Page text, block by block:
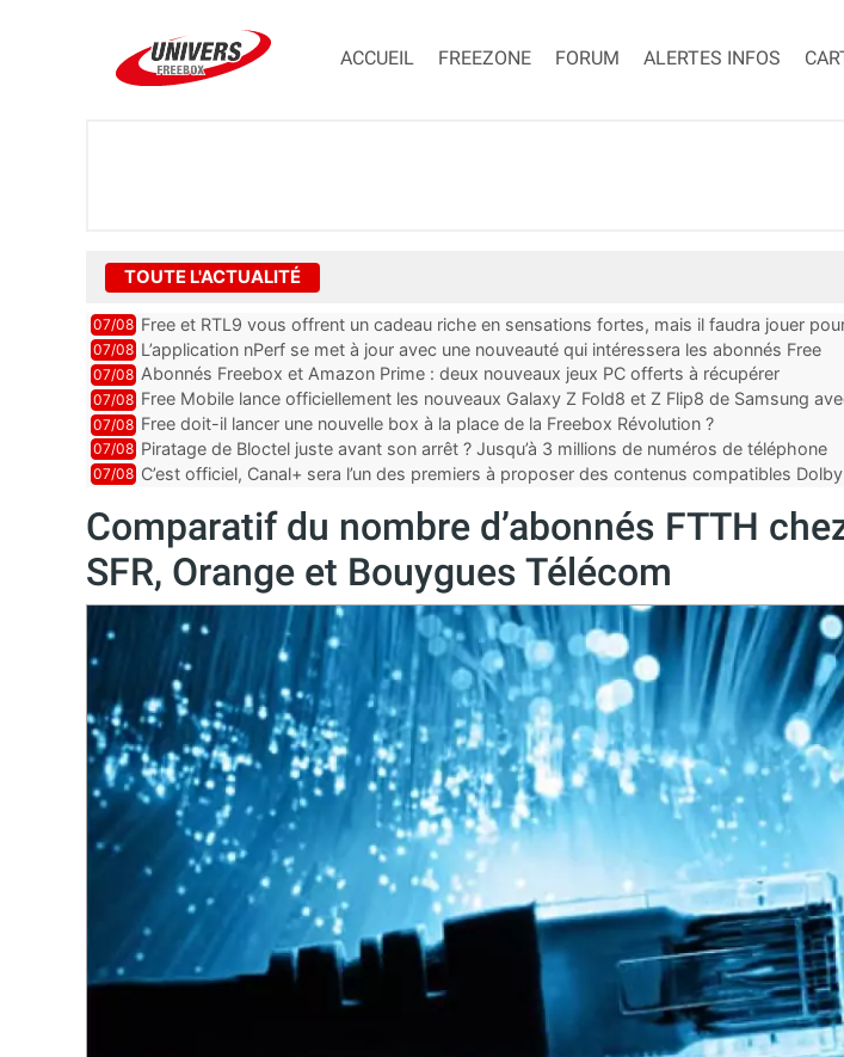
ACCUEIL FREEZONE FORUM ALERTES INFOS
TOUTE L'ACTUALITÉ
07/08 Free et RTL9 vous offrent un cadeau riche en sensations fortes, mais il faudra jouer
l’obtenir
07/08 L’application nPerf se met à jour avec une nouveauté qui intéressera les abonnés Free
Mobile, Orange, SFR ...
07/08 Abonnés Freebox et Amazon Prime : deux nouveaux jeux PC offerts à récupérer
07/08 Free Mobile lance officiellement les nouveaux Galaxy Z Fold8 et Z Flip8 de Samsung
des promos et des cadeaux
07/08 Free doit-il lancer une nouvelle box à la place de la Freebox Révolution ?
07/08 Piratage de Bloctel juste avant son arrêt ? Jusqu’à 3 millions de numéros de téléphone
auraient fuité
07/08 C’est officiel, Canal+ sera l’un des premiers à proposer des contenus compatibles Dolby
Comparatif du nombre d’abonnés FTTH
SFR, Orange et Bouygues Télécom